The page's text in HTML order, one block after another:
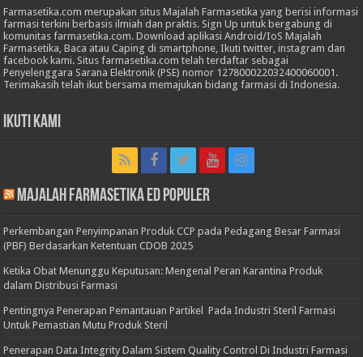
Farmasetika.com merupakan situs Majalah Farmasetika yang berisi informasi
farmasi terkini berbasis ilmiah dan praktis. Sign Up untuk bergabung di
komunitas farmasetika.com. Download aplikasi Android/IoS Majalah
Farmasetika, Baca atau Caping di smartphone, Ikuti twitter, instagram dan
facebook kami. Situs farmasetika.com telah terdaftar sebagai
Penyelenggara Sarana Elektronik (PSE) nomor 127800022032400060001.
Terimakasih telah ikut bersama memajukan bidang farmasi di Indonesia.
Ikuti Kami
Majalah Farmasetika Ed Populer
Perkembangan Penyimpanan Produk CCP pada Pedagang Besar Farmasi
(PBF) Berdasarkan Ketentuan CDOB 2025
Ketika Obat Menunggu Keputusan: Mengenal Peran Karantina Produk
dalam Distribusi Farmasi
Pentingnya Penerapan Pemantauan Partikel Pada Industri Steril Farmasi
Untuk Pemastian Mutu Produk Steril
Penerapan Data Integrity Dalam Sistem Quality Control Di Industri Farmasi